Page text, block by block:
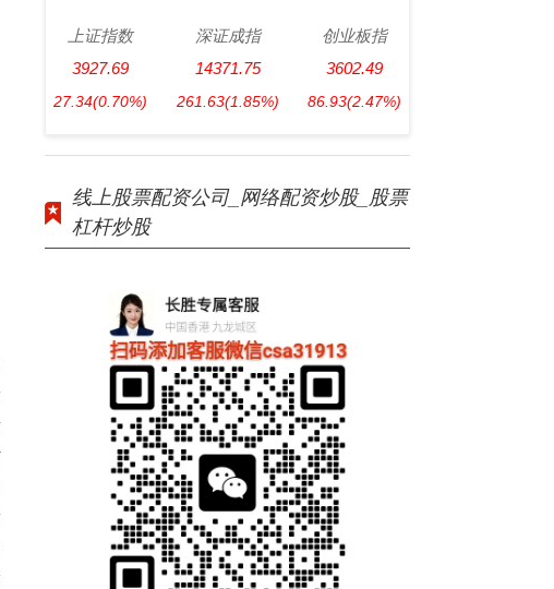
上证指数
3927.69
27.34(0.70%)
深证成指
14371.75
261.63(1.85%)
创业板指
3602.49
86.93(2.47%)
线上股票配资公司_网络配资炒股_股票
杠杆炒股